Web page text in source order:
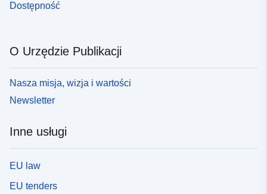
Dostępność
O Urzędzie Publikacji
Nasza misja, wizja i wartości
Newsletter
Inne usługi
EU law
EU tenders